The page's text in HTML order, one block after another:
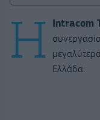
Η Intracom
Ελλάδα.